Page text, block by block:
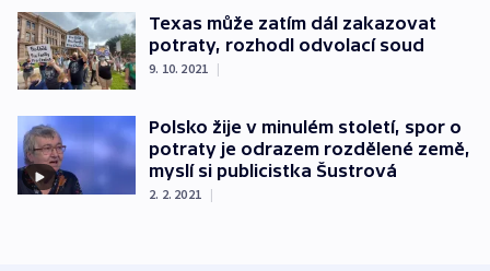
Texas může zatím dál zakazovat
potraty, rozhodl odvolací soud
9. 10. 2021 |
Polsko žije v minulém století, spor o
potraty je odrazem rozdělené země,
myslí si publicistka Šustrová
2. 2. 2021 |